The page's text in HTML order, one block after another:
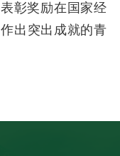
彰奖励在国家经
出突出成就的青